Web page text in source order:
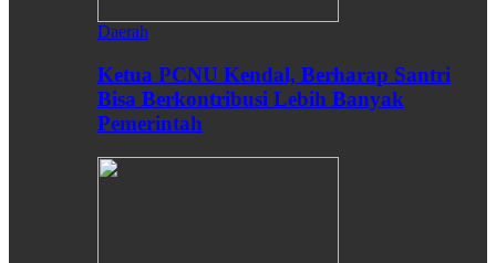
Daerah
Ketua PCNU Kendal, Berharap Santri
Bisa Berkontribusi Lebih Banyak
Pemerintah